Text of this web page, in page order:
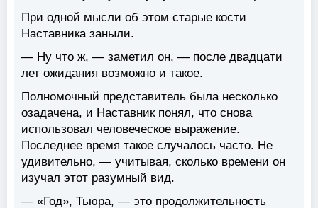
При одной мысли об этом старые кости
Наставника заныли.
— Ну что ж, — заметил он, — после двадцати
лет ожидания возможно и такое.
Полномочный представитель была несколько
озадачена, и Наставник понял, что снова
использовал человеческое выражение.
Последнее время такое случалось часто. Не
удивительно, — учитывая, сколько времени он
изучал этот разумный вид.
— «Год», Тьюра, — это продолжительность